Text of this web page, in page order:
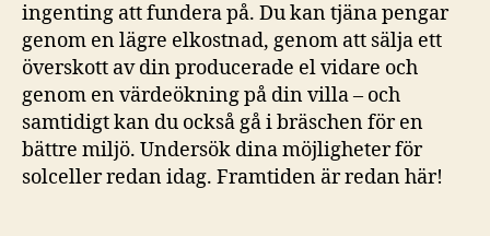
ingenting att fundera på. Du kan tjäna pengar
genom en lägre elkostnad, genom att sälja ett
överskott av din producerade el vidare och
genom en värdeökning på din villa – och
samtidigt kan du också gå i bräschen för en
bättre miljö. Undersök dina möjligheter för
solceller redan idag. Framtiden är redan här!